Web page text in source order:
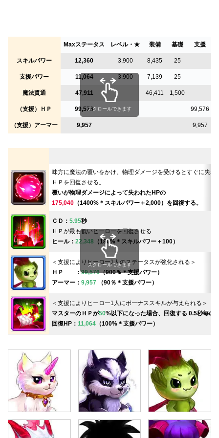
Maxステータス レベル・★ 装備 基礎 支援
スキルパワー 12,360 3,900 8,435 25
支援パワー 11,064 3,900 7,139 25
魔法貫通 47,911 46,411 1,500
（支援）ＨＰ 99,576 99,576
（支援）アーマー 9,957 9,957
スクロールできます
味方に魔法の覆いをかけ、物理ダメージを受けるとすぐに失わ
ＨＰを回復させる。
覆いが物理ダメージによって失われたHPの
175,040 （1400%＊スキルパワー＋2,000）を回復する。
ＣＤ： 5.95秒
ＨＰが最も低いヒーローを回復させる
ヒール： 22,348 （180%＊スキルパワー＋100）
＜支援によりヒーロー1人のステータスが強化される＞
ＨＰ ：99,576（900％＊支援パワー）
アーマー： 9,957 （90％ ＊ 支援パワー）
＜支援によりヒーロー1人にボーナススキルが与えられる＞
マスターのＨＰが50%以下になった場合、回復する 0.5秒毎の
回復HP： 11,064 （100%＊支援パワー）
スクロールできます